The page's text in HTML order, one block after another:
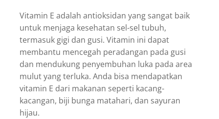
Vitamin E adalah antioksidan yang sangat baik
untuk menjaga kesehatan sel-sel tubuh,
termasuk gigi dan gusi. Vitamin ini dapat
membantu mencegah peradangan pada gusi
dan mendukung penyembuhan luka pada area
mulut yang terluka. Anda bisa mendapatkan
vitamin E dari makanan seperti kacang-
kacangan, biji bunga matahari, dan sayuran
hijau.